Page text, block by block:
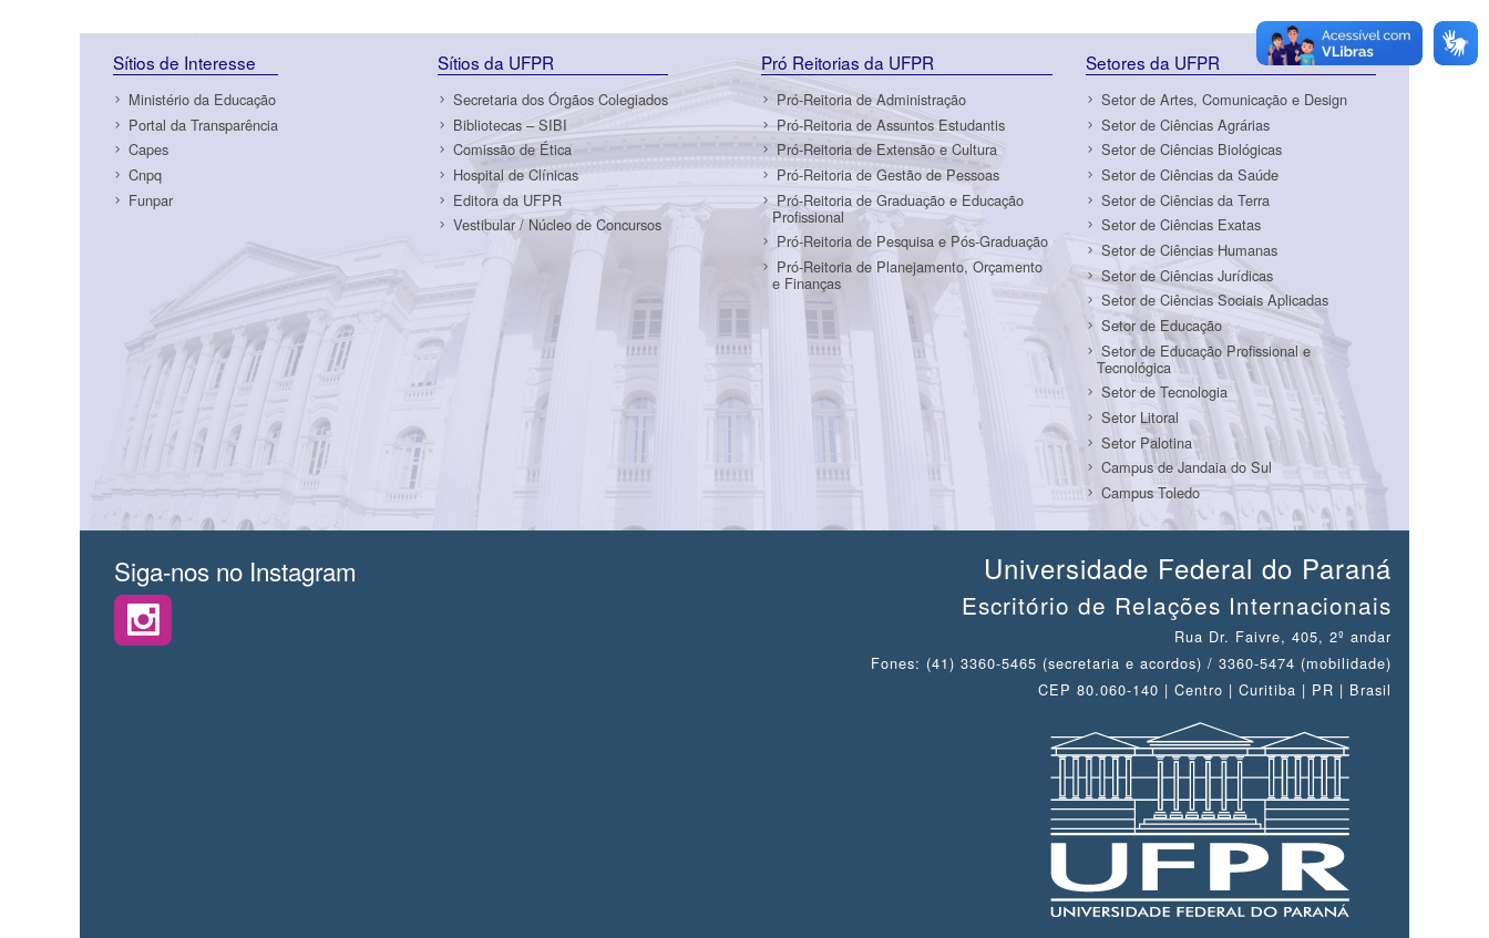
Sítios de Interesse
Ministério da Educação
Portal da Transparência
Capes
Cnpq
Funpar
Sítios da UFPR
Secretaria dos Órgãos Colegiados
Bibliotecas – SIBI
Comissão de Ética
Hospital de Clínicas
Editora da UFPR
Vestibular / Núcleo de Concursos
Pró Reitorias da UFPR
Pró-Reitoria de Administração
Pró-Reitoria de Assuntos Estudantis
Pró-Reitoria de Extensão e Cultura
Pró-Reitoria de Gestão de Pessoas
Pró-Reitoria de Graduação e Educação
Profissional
Pró-Reitoria de Pesquisa e Pós-Graduação
Pró-Reitoria de Planejamento, Orçamento
e Finanças
Setores da UFPR
Setor de Artes, Comunicação e Design
Setor de Ciências Agrárias
Setor de Ciências Biológicas
Setor de Ciências da Saúde
Setor de Ciências da Terra
Setor de Ciências Exatas
Setor de Ciências Humanas
Setor de Ciências Jurídicas
Setor de Ciências Sociais Aplicadas
Setor de Educação
Setor de Educação Profissional e
Tecnológica
Setor de Tecnologia
Setor Litoral
Setor Palotina
Campus de Jandaia do Sul
Campus Toledo
Siga-nos no Instagram Universidade Federal do Paraná
Escritório de Relações Internacionais
Rua Dr. Faivre, 405, 2º andar
Fones: (41) 3360-5465 (secretaria e acordos) / 3360-5474 (mobilidade)
CEP 80.060-140 | Centro | Curitiba | PR | Brasil